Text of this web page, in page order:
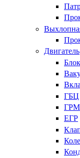
Двигатель
ГБЦ
ГРМ
ЕГР